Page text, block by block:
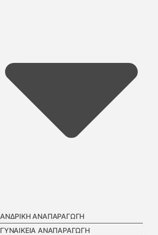
ΑΝΔΡΙΚΗ ΑΝΑΠΑΡΑΓΩΓΗ
ΓΥΝΑΙΚΕΙΑ ΑΝΑΠΑΡΑΓΩΓΗ